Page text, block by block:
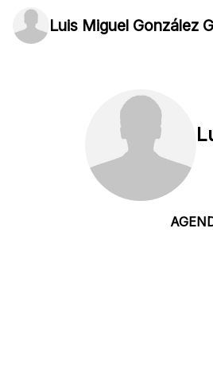
Luis Miguel González